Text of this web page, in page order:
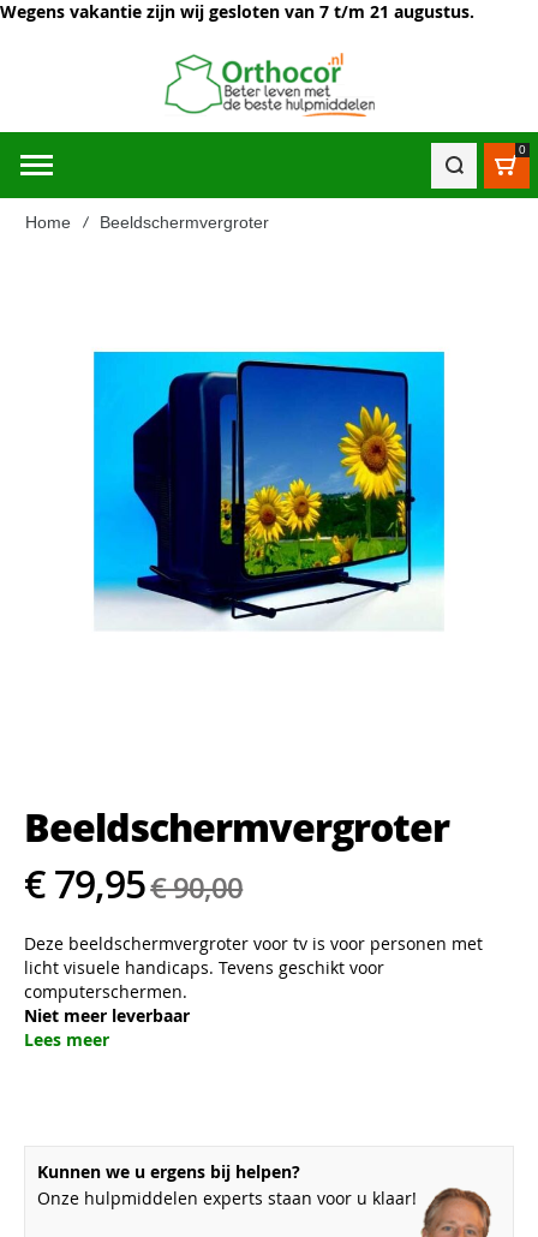
Wegens vakantie zijn wij gesloten van 7 t/m 21 augustus.
0
Home Beeldschermvergroter
begin
van
de
afbeeldingen-
Beeldschermvergroter
€ 79,95€ 90,00
Deze beeldschermvergroter voor tv is voor personen met
licht visuele handicaps. Tevens geschikt voor
computerschermen.
Niet meer leverbaar
Lees meer
Kunnen we u ergens bij helpen?
Onze hulpmiddelen experts staan voor u klaar!